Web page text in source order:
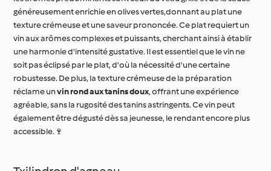
vin aux arômes complexes et puissants, cherchant ainsi à établir
une harmonie d'intensité gustative. Il est essentiel que le vin ne
soit pas éclipsé par le plat, d'où la nécessité d'une certaine
robustesse. De plus, la texture crémeuse de la préparation
réclame un vin rond aux tanins doux
, offrant une expérience
agréable, sans la rugosité des tanins astringents. Ce vin peut
également être dégusté dès sa jeunesse, le rendant encore plus
accessible.🍷
Txilindron d'agneau